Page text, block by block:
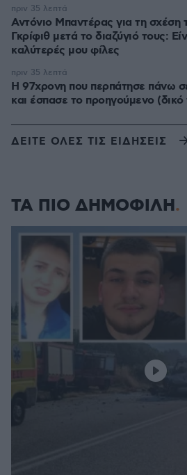
Αντόνιο Μπαντέρας για τη σχέση
Γκρίφιθ μετά το διαζύγιό τους:
καλύτερές μου φίλες
πριν 35 λεπτά
Η 97χρονη που περπάτησε πάνω
και έσπασε το προηγούμενο (δικό
πριν 35 λεπτά
ΔΕΙΤΕ ΟΛΕΣ ΤΙΣ ΕΙΔΗΣΕΙΣ
ΤΑ ΠΙΟ ΔΗΜΟΦΙΛΗ